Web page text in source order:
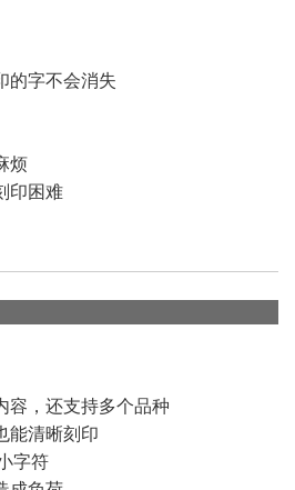
的字不会消失
烦
印困难
容，还支持多个品种
能清晰刻印
字符